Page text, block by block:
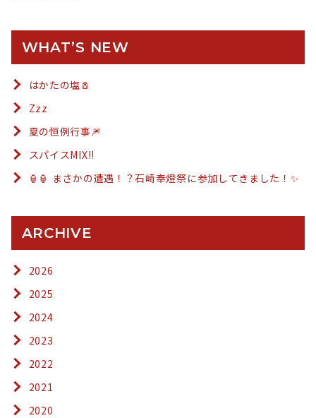
WHAT’S NEW
はかたの塩🧂
Zzz
夏の恒例行事🎆
スパイスMIX!!
🏮🏮 まさかの遭遇！？石崎奉燈祭に参加してきました！✨
ARCHIVE
2026
2025
2024
2023
2022
2021
2020